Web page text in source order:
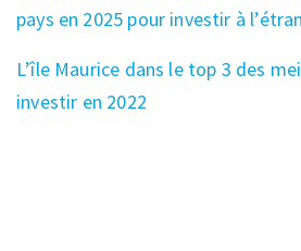
pays en 2025 pour investir à
L’île Maurice dans le top 3 des
investir en 2022